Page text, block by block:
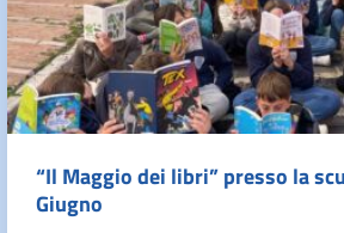
“Il Maggio dei libri” presso la
Giugno